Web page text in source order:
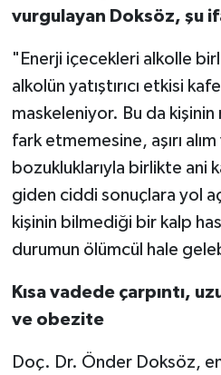
vurgulayan Doksöz, şu
"Enerji içecekleri alkolle
alkolün yatıştırıcı etkisi
maskeleniyor. Bu da kişinin
fark etmemesine, aşırı
bozukluklarıyla birlikte ani
giden ciddi sonuçlara yol
kişinin bilmediği bir kalp
durumun ölümcül hale
Kısa vadede çarpıntı,
ve obezite
Doç. Dr. Önder Doksöz,